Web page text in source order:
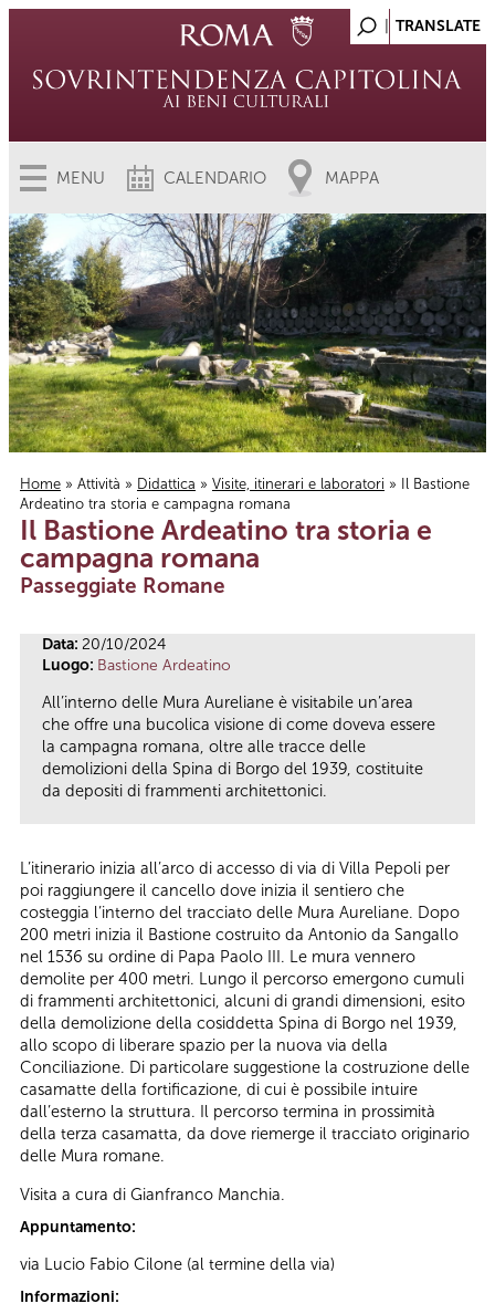
MENU CALENDARIO MAPPA
Tu sei qui
Home » Attività » Didattica » Visite, itinerari e laboratori » Il Bastione
Ardeatino tra storia e campagna romana
Il Bastione Ardeatino tra storia e
campagna romana
Passeggiate Romane
Data: 20/10/2024
Luogo: Bastione Ardeatino
All’interno delle Mura Aureliane è visitabile un’area
che offre una bucolica visione di come doveva essere
la campagna romana, oltre alle tracce delle
demolizioni della Spina di Borgo del 1939, costituite
da depositi di frammenti architettonici.
L’itinerario inizia all’arco di accesso di via di Villa Pepoli per
poi raggiungere il cancello dove inizia il sentiero che
costeggia l’interno del tracciato delle Mura Aureliane. Dopo
200 metri inizia il Bastione costruito da Antonio da Sangallo
nel 1536 su ordine di Papa Paolo III. Le mura vennero
demolite per 400 metri. Lungo il percorso emergono cumuli
di frammenti architettonici, alcuni di grandi dimensioni, esito
della demolizione della cosiddetta Spina di Borgo nel 1939,
allo scopo di liberare spazio per la nuova via della
Conciliazione. Di particolare suggestione la costruzione delle
casamatte della fortificazione, di cui è possibile intuire
dall’esterno la struttura. Il percorso termina in prossimità
della terza casamatta, da dove riemerge il tracciato originario
delle Mura romane.
Visita a cura di Gianfranco Manchia.
Appuntamento:
via Lucio Fabio Cilone (al termine della via)
Informazioni: